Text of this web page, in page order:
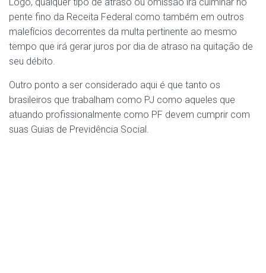
pente fino da Receita Federal como também em outros
malefícios decorrentes da multa pertinente ao mesmo
tempo que irá gerar juros por dia de atraso na quitação de
seu débito.
Outro ponto a ser considerado aqui é que tanto os
brasileiros que trabalham como PJ como aqueles que
atuando profissionalmente como PF devem cumprir com
suas Guias de Previdência Social.